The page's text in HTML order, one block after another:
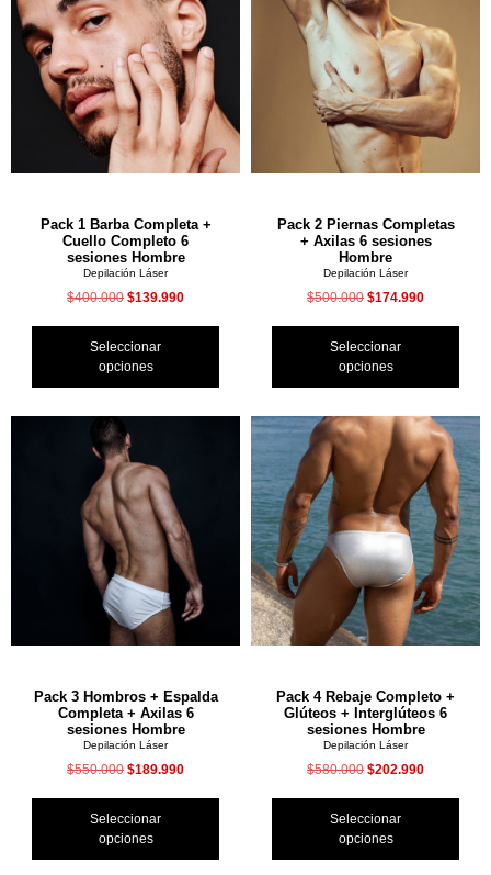
Pack 1 Barba Completa +
Cuello Completo 6
sesiones Hombre
Depilación Láser
$400.000 $139.990
Seleccionar
opciones
Pack 2 Piernas Completas
+ Axilas 6 sesiones
Hombre
Depilación Láser
$500.000 $174.990
Seleccionar
opciones
Pack 3 Hombros + Espalda
Completa + Axilas 6
sesiones Hombre
Depilación Láser
$550.000 $189.990
Seleccionar
opciones
Pack 4 Rebaje Completo +
Glúteos + Interglúteos 6
sesiones Hombre
Depilación Láser
$580.000 $202.990
Seleccionar
opciones